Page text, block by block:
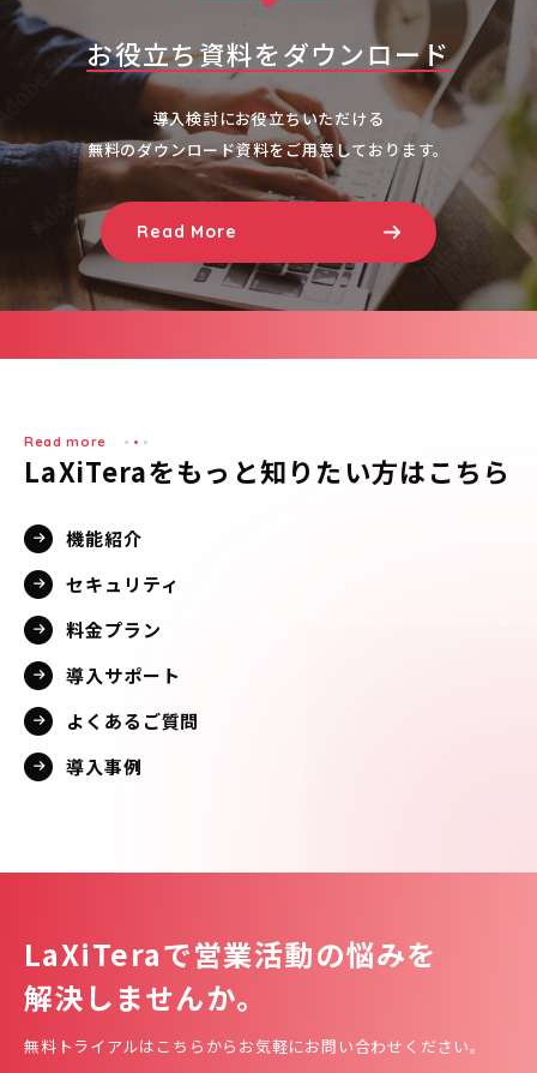
お役立ち資料をダウンロード
導入検討にお役立ちいただける
無料のダウンロード資料をご用意しております。
Read More
Read more
LaXiTeraをもっと知りたい方はこちら
機能紹介
セキュリティ
料金プラン
導入サポート
よくあるご質問
導入事例
LaXiTeraで営業活動の悩みを
解決しませんか。
無料トライアルはこちらからお気軽にお問い合わせください。